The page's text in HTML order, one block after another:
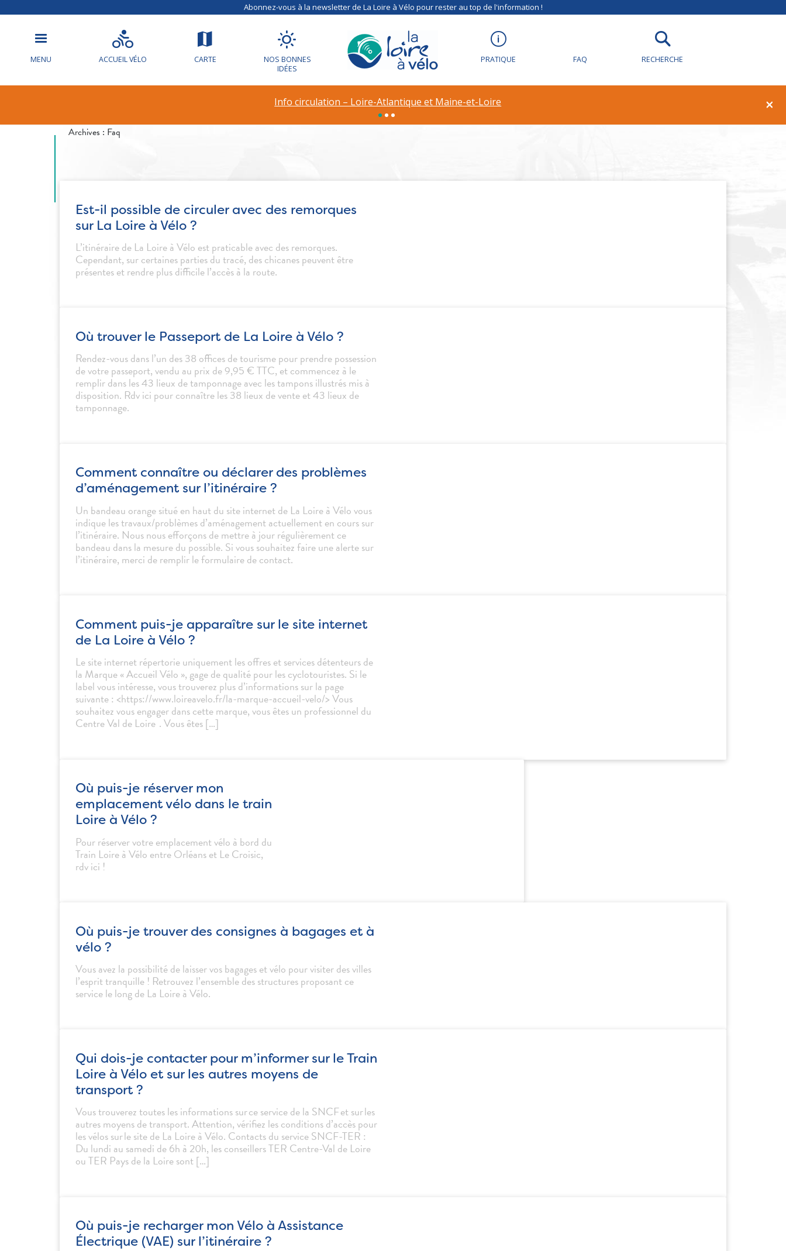
Abonnez-vous à la newsletter de La Loire à Vélo pour rester au top de l'information !
MENU ACCUEIL VÉLO CARTE
NOS BONNES
IDÉES
PRATIQUE FAQ RECHERCHE
×
Info circulation – Loire-Atlantique et Maine-et-Loire
Résultats de votre recherche
Archives : Faq
Est-il possible de circuler avec des remorques
sur La Loire à Vélo ?
L’itinéraire de La Loire à Vélo est praticable avec des remorques.
Cependant, sur certaines parties du tracé, des chicanes peuvent être
présentes et rendre plus difficile l’accès à la route.
Où trouver le Passeport de La Loire à Vélo ?
Rendez-vous dans l’un des 38 offices de tourisme pour prendre possession
de votre passeport, vendu au prix de 9,95 € TTC, et commencez à le
remplir dans les 43 lieux de tamponnage avec les tampons illustrés mis à
disposition. Rdv ici pour connaître les 38 lieux de vente et 43 lieux de
tamponnage.
Comment connaître ou déclarer des problèmes
d’aménagement sur l’itinéraire ?
Un bandeau orange situé en haut du site internet de La Loire à Vélo vous
indique les travaux/problèmes d’aménagement actuellement en cours sur
l’itinéraire. Nous nous efforçons de mettre à jour régulièrement ce
bandeau dans la mesure du possible. Si vous souhaitez faire une alerte sur
l’itinéraire, merci de remplir le formulaire de contact.
Comment puis-je apparaître sur le site internet
de La Loire à Vélo ?
Le site internet répertorie uniquement les offres et services détenteurs de
la Marque « Accueil Vélo », gage de qualité pour les cyclotouristes. Si le
label vous intéresse, vous trouverez plus d’informations sur la page
suivante : <https://www.loireavelo.fr/la-marque-accueil-velo/> Vous
souhaitez vous engager dans cette marque, vous êtes un professionnel du
Centre Val de Loire . Vous êtes […]
Où puis-je réserver mon
emplacement vélo dans le train
Loire à Vélo ?
Pour réserver votre emplacement vélo à bord du
Train Loire à Vélo entre Orléans et Le Croisic,
rdv ici !
Où puis-je trouver des consignes à bagages et à
vélo ?
Vous avez la possibilité de laisser vos bagages et vélo pour visiter des villes
l’esprit tranquille ! Retrouvez l’ensemble des structures proposant ce
service le long de La Loire à Vélo.
Qui dois-je contacter pour m’informer sur le Train
Loire à Vélo et sur les autres moyens de
transport ?
Vous trouverez toutes les informations sur ce service de la SNCF et sur les
autres moyens de transport. Attention, vérifiez les conditions d’accès pour
les vélos sur le site de La Loire à Vélo. Contacts du service SNCF-TER :
Du lundi au samedi de 6h à 20h, les conseillers TER Centre-Val de Loire
ou TER Pays de la Loire sont […]
Où puis-je recharger mon Vélo à Assistance
Électrique (VAE) sur l’itinéraire ?